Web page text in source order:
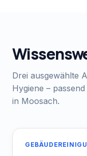
Drei ausgewählte
Hygiene –
in Moosach.